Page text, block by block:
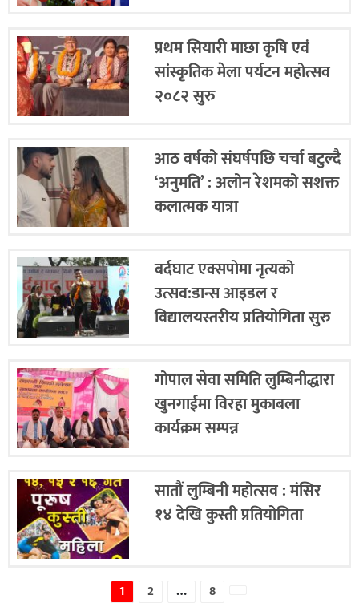
प्रथम सियारी माछा कृषि एवं
सांस्कृतिक मेला पर्यटन महोत्सव
२०८२ सुरु
आठ वर्षको संघर्षपछि चर्चा बटुल्दै
‘अनुमति’ : अलोन रेशमको सशक्त
कलात्मक यात्रा
बर्दघाट एक्सपोमा नृत्यको
उत्सव:डान्स आइडल र
विद्यालयस्तरीय प्रतियोगिता सुरु
गोपाल सेवा समिति लुम्बिनीद्धारा
खुनगाईमा विरहा मुकाबला
कार्यक्रम सम्पन्न
सातौं लुम्बिनी महोत्सव : मंसिर
१४ देखि कुस्ती प्रतियोगिता
1 2 … 8